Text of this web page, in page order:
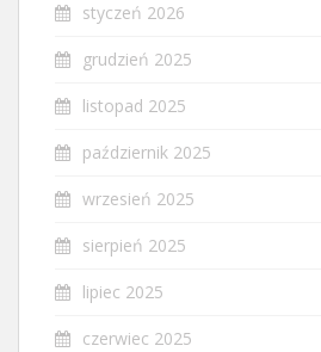
styczeń 2026
grudzień 2025
listopad 2025
październik 2025
wrzesień 2025
sierpień 2025
lipiec 2025
czerwiec 2025